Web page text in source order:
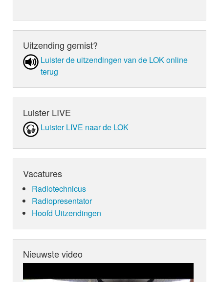
Uitzending gemist?
Luister de uit­zen­din­gen van de LOK online
terug
Luister LIVE
Luister LIVE naar de LOK
Vacatures
Radiotechnicus
Radiopresentator
Hoofd Uitzendingen
Nieuwste video